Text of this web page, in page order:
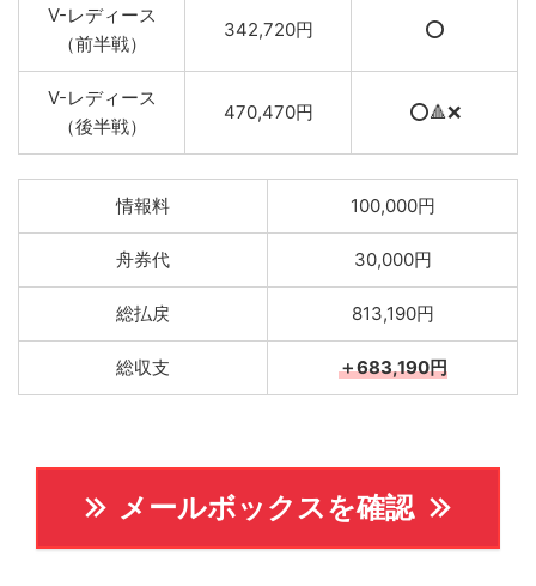
V-レディース
（前半戦）
342,720円 ⭕️
V-レディース
（後半戦）
470,470円 ⭕️🔺❌
情報料 100,000円
舟券代 30,000円
総払戻 813,190円
総収支 ＋683,190円
メールボックスを確認